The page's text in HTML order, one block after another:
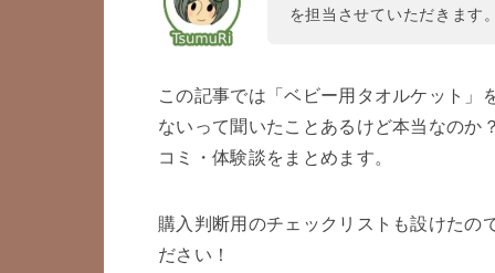
を担当させていただきます
この記事では「ベビー用タオルケット」
ないって聞いたことあるけど本当なのか
コミ・体験談をまとめます。
購入判断用のチェックリストも設けたの
ださい！